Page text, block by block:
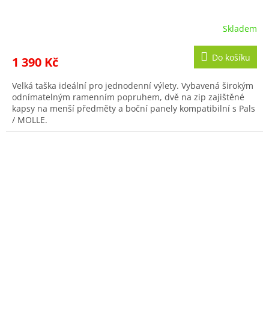
Skladem
1 390 Kč Do košíku
Velká taška ideální pro jednodenní výlety. Vybavená širokým
odnímatelným ramenním popruhem, dvě na zip zajištěné
kapsy na menší předměty a boční panely kompatibilní s Pals
/ MOLLE.